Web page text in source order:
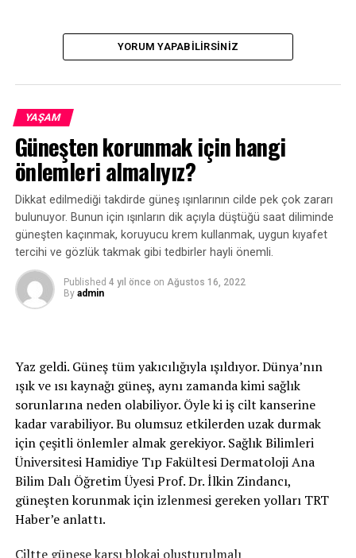
YORUM YAPABILIRSINIZ
YAŞAM
Güneşten korunmak için hangi
önlemleri almalıyız?
Dikkat edilmediği takdirde güneş ışınlarının cilde pek çok zararı
bulunuyor. Bunun için ışınların dik açıyla düştüğü saat diliminde
güneşten kaçınmak, koruyucu krem kullanmak, uygun kıyafet
tercihi ve gözlük takmak gibi tedbirler hayli önemli.
Published 4 yıl önce on Ağustos 16, 2022
By admin
Yaz geldi. Güneş tüm yakıcılığıyla ışıldıyor. Dünya’nın
ışık ve ısı kaynağı güneş, aynı zamanda kimi sağlık
sorunlarına neden olabiliyor. Öyle ki iş cilt kanserine
kadar varabiliyor. Bu olumsuz etkilerden uzak durmak
için çeşitli önlemler almak gerekiyor. Sağlık Bilimleri
Üniversitesi Hamidiye Tıp Fakültesi Dermatoloji Ana
Bilim Dalı Öğretim Üyesi Prof. Dr. İlkin Zindancı,
güneşten korunmak için izlenmesi gereken yolları TRT
Haber’e anlattı.
Ciltte güneşe karşı blokaj oluşturulmalı